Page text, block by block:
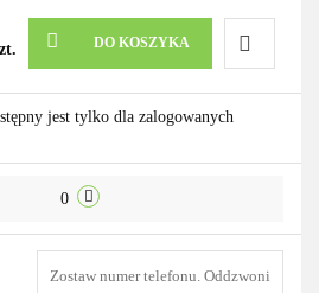
DO KOSZYKA
Do
jest tylko dla zalogowanych
0